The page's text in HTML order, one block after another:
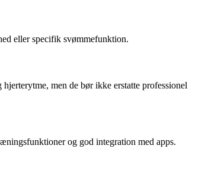
eller specifik svømmefunktion.
men de bør ikke erstatte professionel
og god integration med apps.